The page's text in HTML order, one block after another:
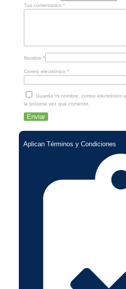
Tus comentarios *
Nombre *
Correo electrónico *
Guarda mi nombre, correo electrónico
la próxima vez que comente.
Aplican Términos y Condiciones